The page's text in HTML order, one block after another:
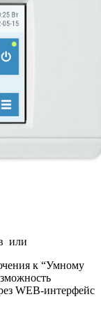
или
к “Умному
WEB-интерфейс